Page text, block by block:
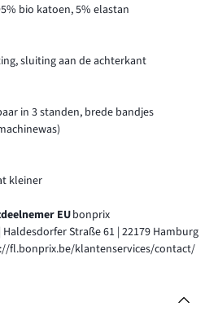
bio katoen, 5% elastan
sluiting aan de achterkant
in 3 standen, brede bandjes
kleiner
EUbonprix
Straße 61 | 22179 Hamburg
fl.bonprix.be/klantenservices/contact/